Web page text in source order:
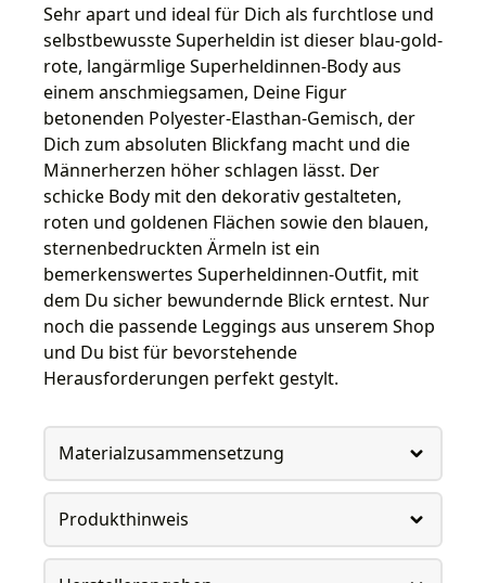
Sehr apart und ideal für Dich als furchtlose und
selbstbewusste Superheldin ist dieser blau-gold-
rote, langärmlige Superheldinnen-Body aus
einem anschmiegsamen, Deine Figur
betonenden Polyester-Elasthan-Gemisch, der
Dich zum absoluten Blickfang macht und die
Männerherzen höher schlagen lässt. Der
schicke Body mit den dekorativ gestalteten,
roten und goldenen Flächen sowie den blauen,
sternenbedruckten Ärmeln ist ein
bemerkenswertes Superheldinnen-Outfit, mit
dem Du sicher bewundernde Blick erntest. Nur
noch die passende Leggings aus unserem Shop
und Du bist für bevorstehende
Herausforderungen perfekt gestylt.
Materialzusammensetzung
Produkthinweis